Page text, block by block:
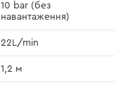
10 bar (без
навантаження)
22L/min
1,2 м